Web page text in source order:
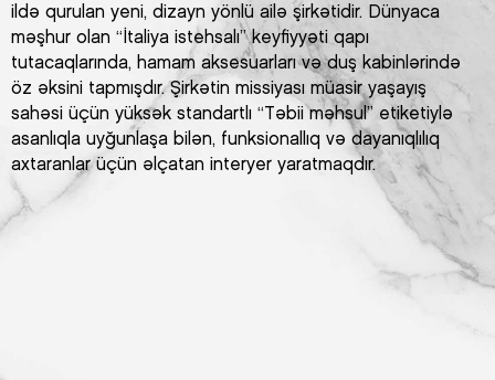
ildə qurulan yeni, dizayn yönlü ailə şirkətidir. Dünyaca
məşhur olan “İtaliya istehsalı” keyfiyyəti qapı
tutacaqlarında, hamam aksesuarları və duş kabinlərində
öz əksini tapmışdır. Şirkətin missiyası müasir yaşayış
sahəsi üçün yüksək standartlı “Təbii məhsul” etiketiylə
asanlıqla uyğunlaşa bilən, funksionallıq və dayanıqlılıq
axtaranlar üçün əlçatan interyer yaratmaqdır.